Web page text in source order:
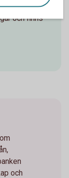
och finns
och